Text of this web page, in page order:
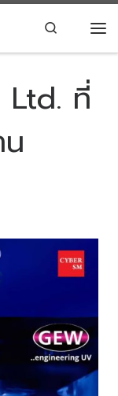
Search
Ltd. ที่